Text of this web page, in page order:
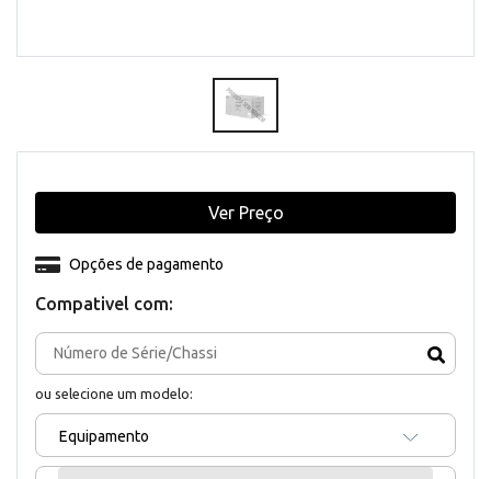
Compativel com:
ou selecione um modelo:
Equipamento
Opções de pagamento
Ver Preço